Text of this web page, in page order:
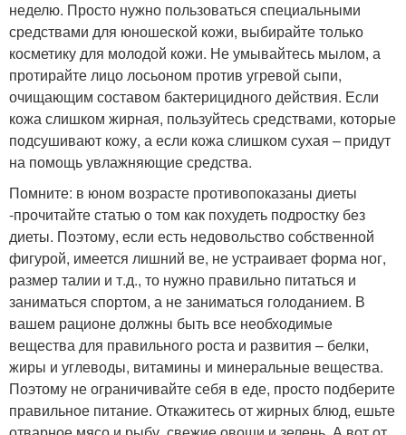
неделю. Просто нужно пользоваться специальными
средствами для юношеской кожи, выбирайте только
косметику для молодой кожи. Не умывайтесь мылом, а
протирайте лицо лосьоном против угревой сыпи,
очищающим составом бактерицидного действия. Если
кожа слишком жирная, пользуйтесь средствами, которые
подсушивают кожу, а если кожа слишком сухая – придут
на помощь увлажняющие средства.
Помните: в юном возрасте противопоказаны диеты
-прочитайте статью о том как похудеть подростку без
диеты. Поэтому, если есть недовольство собственной
фигурой, имеется лишний ве, не устраивает форма ног,
размер талии и т.д., то нужно правильно питаться и
заниматься спортом, а не заниматься голоданием. В
вашем рационе должны быть все необходимые
вещества для правильного роста и развития – белки,
жиры и углеводы, витамины и минеральные вещества.
Поэтому не ограничивайте себя в еде, просто подберите
правильное питание. Откажитесь от жирных блюд, ешьте